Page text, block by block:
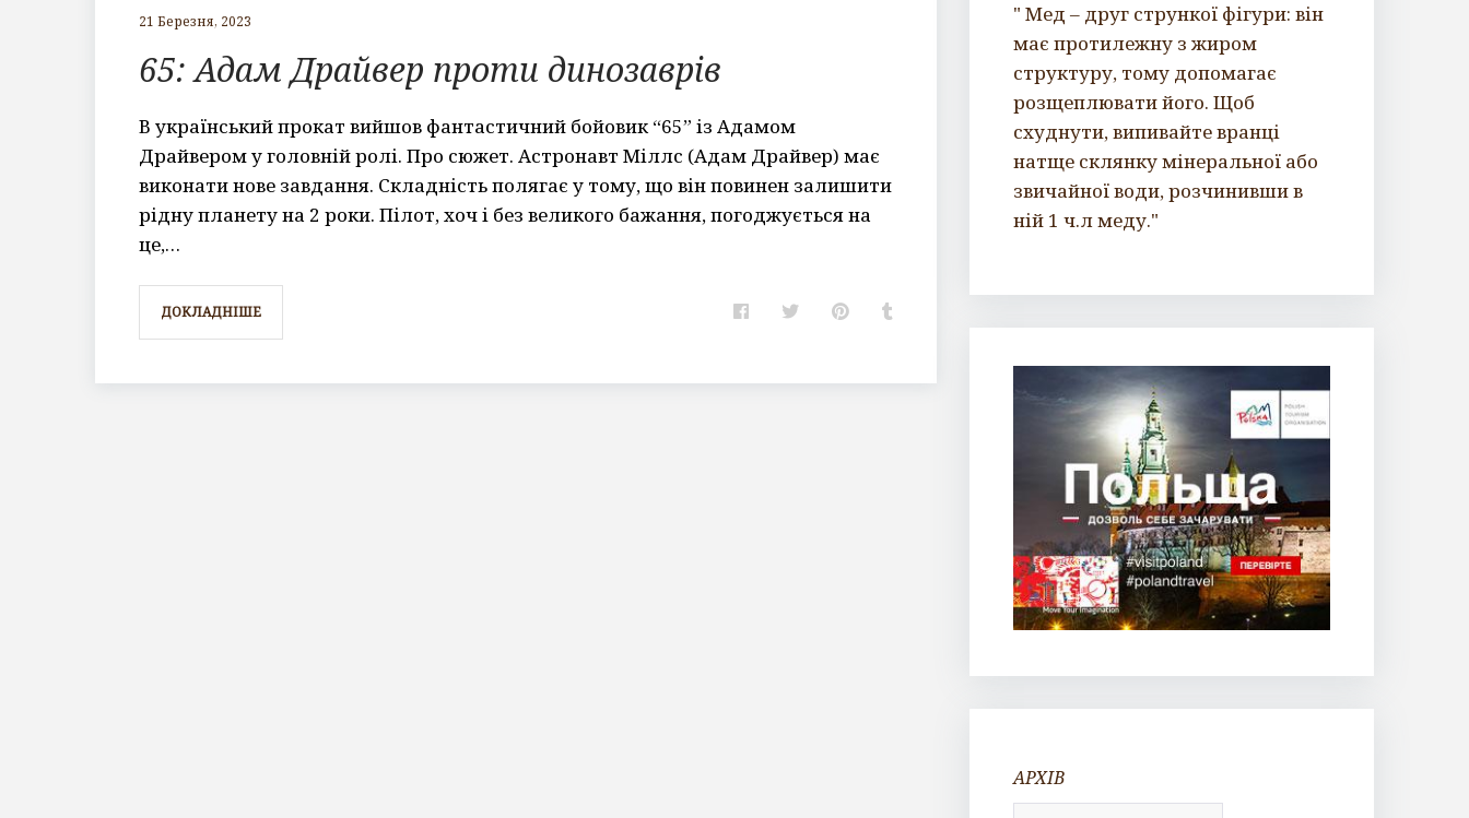
21 Березня, 2023
65: Адам Драйвер проти динозаврів
В український прокат вийшов фантастичний бойовик “65” із Адамом
Драйвером у головній ролі. Про сюжет. Астронавт Міллс (Адам Драйвер) має
виконати нове завдання. Складність полягає у тому, що він повинен залишити
рідну планету на 2 роки. Пілот, хоч і без великого бажання, погоджується на
це,…
ДОКЛАДНІШЕ F
b
T
t
P
e l
" Мед – друг стрункої фігури: він
має протилежну з жиром
структуру, тому допомагає
розщеплювати його. Щоб
схуднути, випивайте вранці
натще склянку мінеральної або
звичайної води, розчинивши в
ній 1 ч.л меду."
АРХІВ